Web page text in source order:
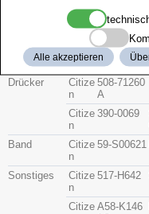
Citize
393-0404
Glasdichtun Citize
n
393-2967
Drücker
Citize
n
508-71260
A
Citize
n
390-0069
Band
Citize
n
59-S00621
Sonstiges
Citize
n
517-H642
Citize A58-K146
Alle akzeptieren